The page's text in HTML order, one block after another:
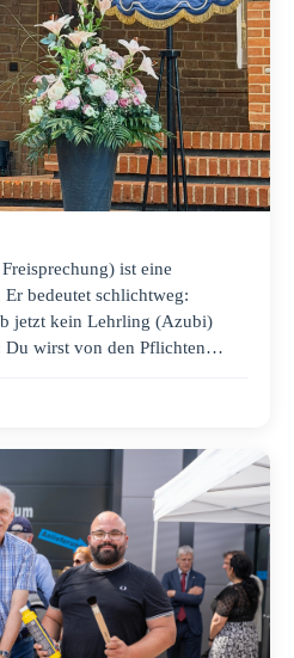
ist eine
bedeutet schlichtweg:
jetzt kein Lehrling (Azubi)
Du wirst von den Pflichten
Gesellenstand erhoben
heißt das: Pinsel frei für die
verdienen und Verantwortung
übernehmen!🔵🟡🔴